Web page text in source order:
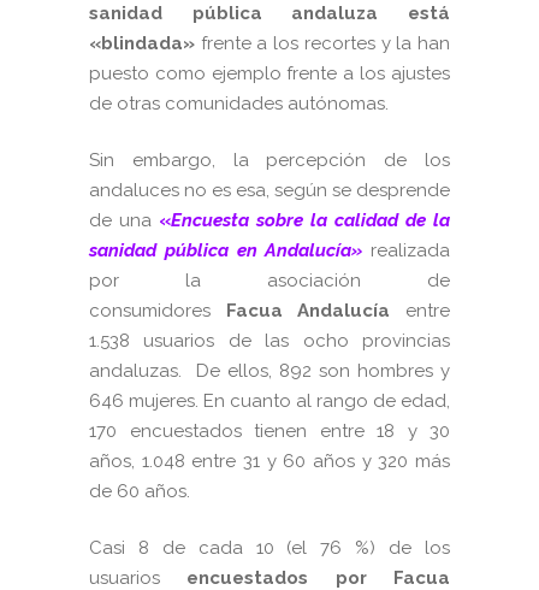
sanidad pública andaluza está
«blindada» frente a los recortes y la han
puesto como ejemplo frente a los ajustes
de otras comunidades autónomas.
Sin embargo, la percepción de los
andaluces no es esa, según se desprende
de una «Encuesta sobre la calidad de la
sanidad pública en Andalucía» realizada
por la asociación de
consumidores Facua Andalucía entre
1.538 usuarios de las ocho provincias
andaluzas.
De ellos, 892 son hombres y
646 mujeres. En cuanto al rango de edad,
170 encuestados tienen entre 18 y 30
años, 1.048 entre 31 y 60 años y 320 más
de 60 años.
Casi 8 de cada 10 (el 76 %) de los
usuarios encuestados por Facua